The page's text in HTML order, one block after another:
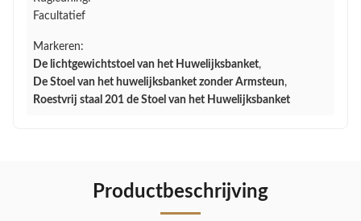
Facultatief
Markeren:
De lichtgewichtstoel van het Huwelijksbanket,
De Stoel van het huwelijksbanket zonder Armsteun,
Roestvrij staal 201 de Stoel van het Huwelijksbanket
Productbeschrijving